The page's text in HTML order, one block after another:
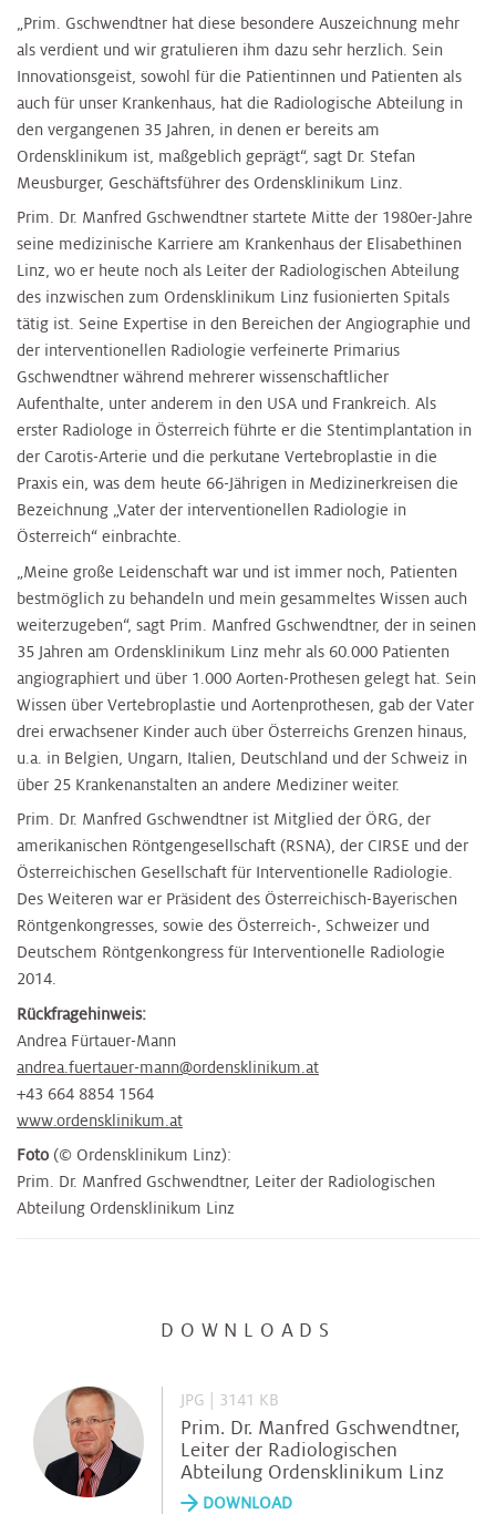
„Prim. Gschwendtner hat diese besondere Auszeichnung mehr
als verdient und wir gratulieren ihm dazu sehr herzlich. Sein
Innovationsgeist, sowohl für die Patientinnen und Patienten als
auch für unser Krankenhaus, hat die Radiologische Abteilung in
den vergangenen 35 Jahren, in denen er bereits am
Ordensklinikum ist, maßgeblich geprägt“, sagt Dr. Stefan
Meusburger, Geschäftsführer des Ordensklinikum Linz.
Prim. Dr. Manfred Gschwendtner startete Mitte der 1980er-Jahre
seine medizinische Karriere am Krankenhaus der Elisabethinen
Linz, wo er heute noch als Leiter der Radiologischen Abteilung
des inzwischen zum Ordensklinikum Linz fusionierten Spitals
tätig ist. Seine Expertise in den Bereichen der Angiographie und
der interventionellen Radiologie verfeinerte Primarius
Gschwendtner während mehrerer wissenschaftlicher
Aufenthalte, unter anderem in den USA und Frankreich. Als
erster Radiologe in Österreich führte er die Stentimplantation in
der Carotis-Arterie und die perkutane Vertebroplastie in die
Praxis ein, was dem heute 66-Jährigen in Medizinerkreisen die
Bezeichnung „Vater der interventionellen Radiologie in
Österreich“ einbrachte.
„Meine große Leidenschaft war und ist immer noch, Patienten
bestmöglich zu behandeln und mein gesammeltes Wissen auch
weiterzugeben“, sagt Prim. Manfred Gschwendtner, der in seinen
35 Jahren am Ordensklinikum Linz mehr als 60.000 Patienten
angiographiert und über 1.000 Aorten-Prothesen gelegt hat. Sein
Wissen über Vertebroplastie und Aortenprothesen, gab der Vater
drei erwachsener Kinder auch über Österreichs Grenzen hinaus,
u.a. in Belgien, Ungarn, Italien, Deutschland und der Schweiz in
über 25 Krankenanstalten an andere Mediziner weiter.
Prim. Dr. Manfred Gschwendtner ist Mitglied der ÖRG, der
amerikanischen Röntgengesellschaft (RSNA), der CIRSE und der
Österreichischen Gesellschaft für Interventionelle Radiologie.
Des Weiteren war er Präsident des Österreichisch-Bayerischen
Röntgenkongresses, sowie des Österreich-, Schweizer und
Deutschem Röntgenkongress für Interventionelle Radiologie
2014.
Rückfragehinweis:
Andrea Fürtauer-Mann
andrea.fuertauer-mann@ordensklinikum.at
+43 664 8854 1564
www.ordensklinikum.at
Foto (© Ordensklinikum Linz):
Prim. Dr. Manfred Gschwendtner, Leiter der Radiologischen
Abteilung Ordensklinikum Linz
DOWNLOADS
JPG | 3141 KB
Prim. Dr. Manfred Gschwendtner,
Leiter der Radiologischen
Abteilung Ordensklinikum Linz
DOWNLOAD